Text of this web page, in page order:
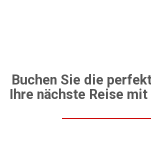
Buchen Sie die
Ihre nächste Reise